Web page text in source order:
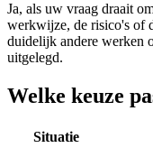
Ja, als uw vraag draait
werkwijze, de risico's of
duidelijk andere werken
uitgelegd.
Welke keuze
Situatie